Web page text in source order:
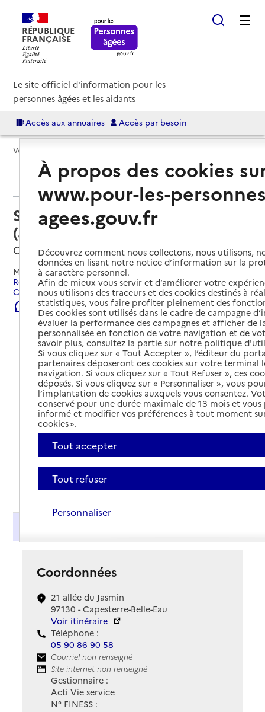
RÉPUBLIQUE
FRANÇAISE
Le site officiel d'information pour les
personnes âgées et les aidants
Accès aux annuaires Accès par besoin
Voir le fil d’Ariane
Retour aux résultats de l'annuaire
Service autonomie à domicile
(aide) – Acti Vie service
Capesterre-Belle-Eau, GUADELOUPE
Mis à jour le05/08/2026
Rechercher les établissements et services autour de
Capesterre-Belle-Eau.
Signaler une erreur
Présentation
Coordonnées
21 allée du Jasmin
97130 - Capesterre-Belle-Eau
Voir itinéraire
Téléphone :
05 90 86 90 58
Contact
Courriel non renseigné
Site Internet
Site internet non renseigné
Gestionnaire :
Acti Vie service
N° FINESS :
À propos des cookies
www.pour-les-
agees.gouv.fr
Découvrez comment nous collectons, nous utilisons,
données en lisant notre notice d’information sur la
à caractère personnel.
Afin de mieux vous servir et d’améliorer votre
nous utilisons des traceurs et des cookies destinés à
statistiques, vous faire profiter pleinement des
Des cookies sont utilisés dans le cadre de campagne
évaluer la performance des campagnes et afficher de
personnalisée en fonction de votre navigation et de
savoir plus, consultez la partie sur notre politique
Si vous cliquez sur « Tout Accepter », l’éditeur du
partenaires déposeront ces cookies sur votre terminal
navigation. Si vous cliquez sur « Tout Refuser », ces
déposés. Si vous cliquez sur « Personnaliser », vous
l’implantation de cookies auxquels vous consentez.
conservé pour une durée maximale de 13 mois et
informé et modifier vos préférences à tout moment
cookies ».
Tout accepter
Tout refuser
Personnaliser